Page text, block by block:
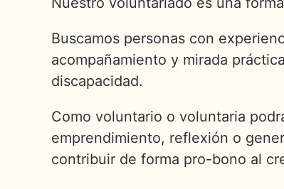
Buscamos personas con
acompañamiento y mirada
discapacidad.
Como voluntario o voluntaria
emprendimiento, reflexión o
contribuir de forma pro-bono al